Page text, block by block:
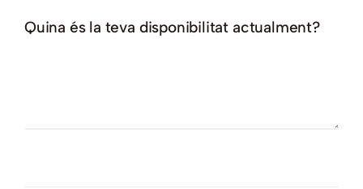
Quina és la teva disponibilitat actualment?